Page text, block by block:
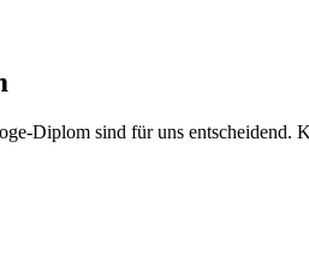
Diplom sind für uns entscheidend.